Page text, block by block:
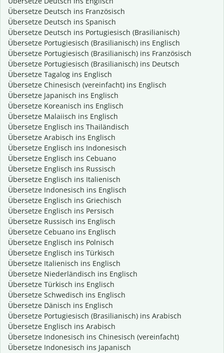
Übersetze Deutsch ins Französisch
Übersetze Deutsch ins Spanisch
Übersetze Deutsch ins Portugiesisch (Brasilianisch)
Übersetze Portugiesisch (Brasilianisch) ins Englisch
Übersetze Portugiesisch (Brasilianisch) ins Französisch
Übersetze Portugiesisch (Brasilianisch) ins Deutsch
Übersetze Tagalog ins Englisch
Übersetze Chinesisch (vereinfacht) ins Englisch
Übersetze Japanisch ins Englisch
Übersetze Koreanisch ins Englisch
Übersetze Malaiisch ins Englisch
Übersetze Englisch ins Thailändisch
Übersetze Arabisch ins Englisch
Übersetze Englisch ins Indonesisch
Übersetze Englisch ins Cebuano
Übersetze Englisch ins Russisch
Übersetze Englisch ins Italienisch
Übersetze Indonesisch ins Englisch
Übersetze Englisch ins Griechisch
Übersetze Englisch ins Persisch
Übersetze Russisch ins Englisch
Übersetze Cebuano ins Englisch
Übersetze Englisch ins Polnisch
Übersetze Englisch ins Türkisch
Übersetze Italienisch ins Englisch
Übersetze Niederländisch ins Englisch
Übersetze Türkisch ins Englisch
Übersetze Schwedisch ins Englisch
Übersetze Dänisch ins Englisch
Übersetze Portugiesisch (Brasilianisch) ins Arabisch
Übersetze Englisch ins Arabisch
Übersetze Indonesisch ins Chinesisch (vereinfacht)
Übersetze Indonesisch ins Japanisch